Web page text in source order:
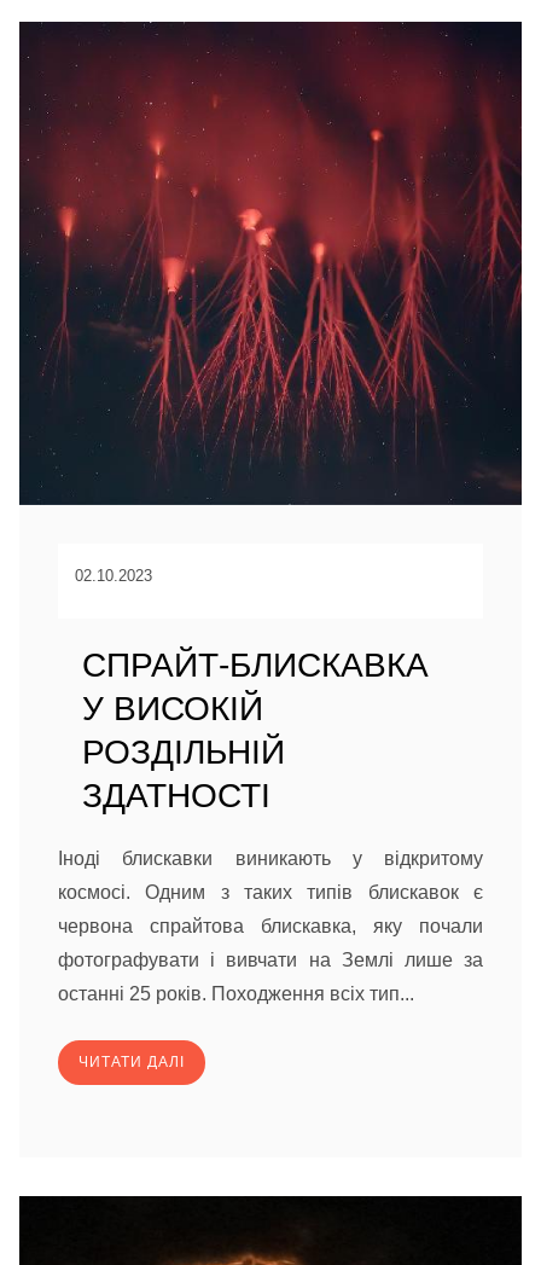
02.10.2023
СПРАЙТ-БЛИСКАВКА
У ВИСОКІЙ
РОЗДІЛЬНІЙ
ЗДАТНОСТІ
Іноді блискавки виникають у відкритому
космосі. Одним з таких типів блискавок є
червона спрайтова блискавка, яку почали
фотографувати і вивчати на Землі лише за
останні 25 років. Походження всіх тип...
ЧИТАТИ ДАЛІ